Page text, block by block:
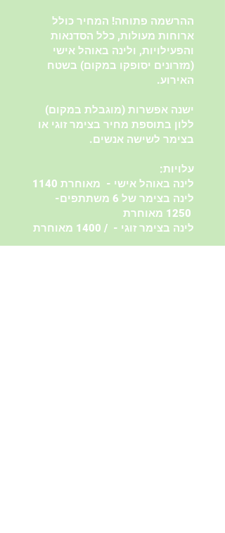
ההרשמה פתוחה! המחיר כולל
ארוחות מעולות, כלל הסדנאות
והפעילויות, ולינה באוהל אישי
(מזרונים יסופקו במקום) בשטח
האירוע.
ישנה אפשרות (מוגבלת במקום)
ללון בתוספת מחיר בצימר זוגי או
בצימר לשישה אנשים.
עלויות:
לינה באוהל אישי - מאוחרת 1140
לינה בצימר של 6 משתתפים-
לינה בצימר זוגי - / 1400 מאוחרת